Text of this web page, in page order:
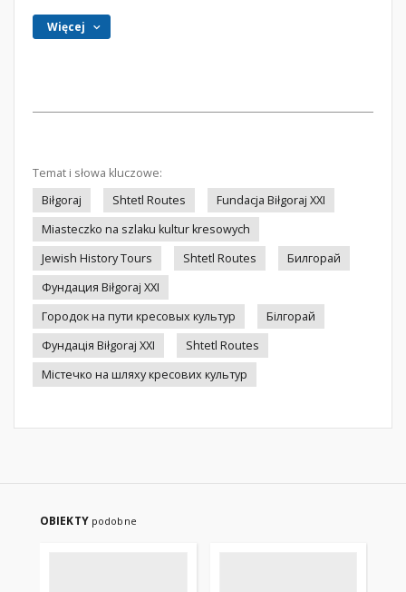
Więcej
Temat i słowa kluczowe:
Biłgoraj
Shtetl Routes
Fundacja Biłgoraj XXI
Miasteczko na szlaku kultur kresowych
Jewish History Tours
Shtetl Routes
Билгорай
Фундация Biłgoraj XXI
Городок на пути кресовых культур
Білгорай
Фундація Biłgoraj XXI
Shtetl Routes
Містечко на шляху кресових культур
OBIEKTY podobne